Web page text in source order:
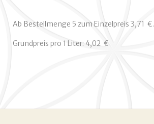
Menge
Ab Bestellmenge 5 zum Einzelpreis 3,71  €.
Grundpreis pro 1 Liter: 4,02  €